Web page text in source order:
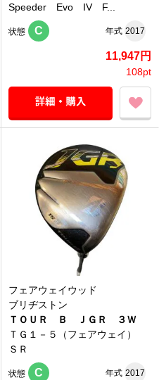
Speeder Evo IV F...
状態 C 年式 2017
11,947円
108pt
フェアウェイウッド
ブリヂストン
ＴＯＵＲ Ｂ ＪＧＲ ３Ｗ
ＴＧ１－５（フェアウェイ）
ＳＲ
状態 C 年式 2017